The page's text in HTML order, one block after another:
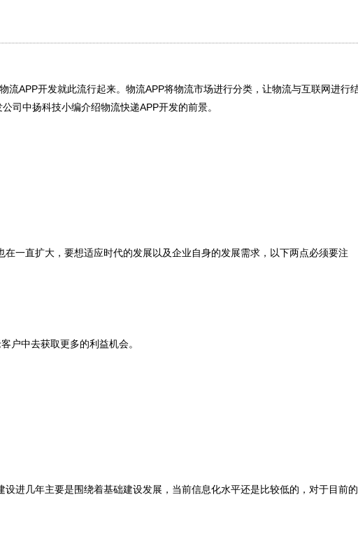
APP开发就此流行起来。物流APP将物流市场进行分类，让物流与互联网进行
司中扬科技小编介绍物流快递APP开发的前景。
直扩大，要想适应时代的发展以及企业自身的发展需求，以下两点必须要注
中去获取更多的利益机会。
进几年主要是围绕着基础建设发展，当前信息化水平还是比较低的，对于目前的